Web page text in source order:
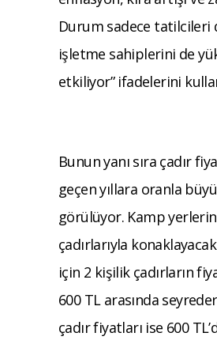
Durum sadece tatilcileri
işletme sahiplerini de
etkiliyor” ifadelerini
Bunun yanı sıra çadır
geçen yıllara oranla
görülüyor. Kamp
çadırlarıyla
için 2 kişilik çadırların
600 TL arasında
çadır fiyatları ise 600